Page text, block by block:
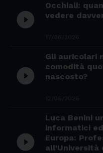
play_circle_filled
Occhiali:
vedere
play_circle_filled
Gli auricolari
comodità
nascosto?
play_circle_filled
Luca Benini
informatici
Europa:
all’Università